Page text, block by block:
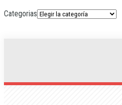
Categorias